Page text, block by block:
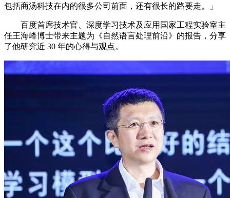
包括商汤科技在内的很多公司前面，还有很长的路要走。」
百度首席技术官、深度学习技术及应用国家工程实验室主
任王海峰博士带来主题为《自然语言处理前沿》的报告，分享
了他研究近 30 年的心得与观点。